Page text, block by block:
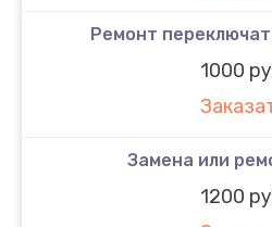
Ремонт
1000
Замена или
1200